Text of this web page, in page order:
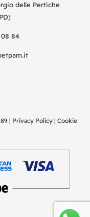
delle Pertiche
08 84
| Privacy Policy | Cookie